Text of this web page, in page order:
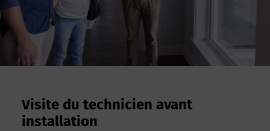
Visite du technicien avant
installation